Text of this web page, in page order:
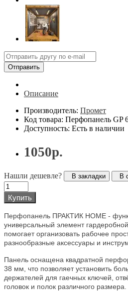
Отправить
Описание
Производитель: Промет
Код товара: Перфопанель GP
Доступность: Есть в наличии
1050р.
Нашли дешевле? В закладки В
Купить
Перфопанель ПРАКТИК HOME -
универсальный элемент
помогает организовать рабочее
разнообразные аксессуары и
Панель оснащена квадратной
38 мм, что позволяет установить
держателей для гаечных ключей,
головок и полок различного размера.